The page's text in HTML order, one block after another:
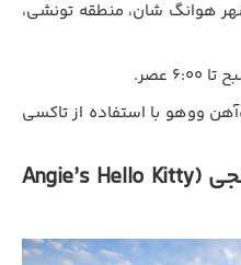
هوانگ‌ شان، منطقه تونشی،
ووهو با استفاده از تاکسی
10- شهربازی هلو کیتی آنجی (Angie’s Hello Kitty